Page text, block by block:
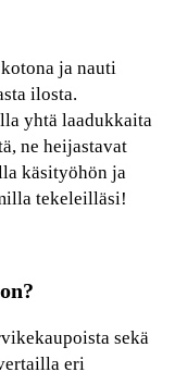
ja nauti
ilosta.
yhtä laadukkaita
ne heijastavat
käsityöhön ja
tekeleilläsi!
sekä
eri